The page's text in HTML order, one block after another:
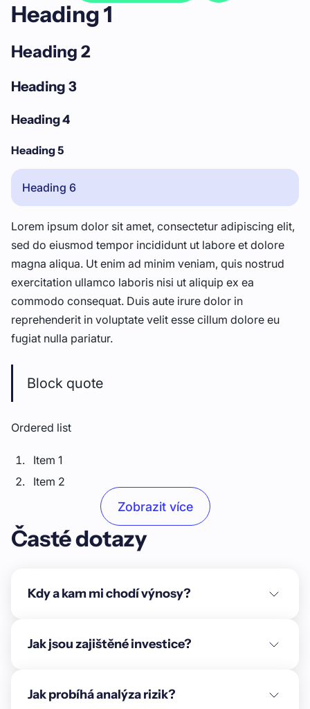
Heading 1
Heading 2
Heading 3
Heading 4
Heading 5
Heading 6
Lorem ipsum dolor sit amet, consectetur adipiscing elit,
sed do eiusmod tempor incididunt ut labore et dolore
magna aliqua. Ut enim ad minim veniam, quis nostrud
exercitation ullamco laboris nisi ut aliquip ex ea
commodo consequat. Duis aute irure dolor in
reprehenderit in voluptate velit esse cillum dolore eu
fugiat nulla pariatur.
Block quote
Ordered list
Item 1
Item 2
Unordered list
Item B
Text link
Emphasis
Zobrazit více
Časté dotazy
Kdy a kam mi chodí výnosy?
Jak jsou zajištěné investice?
Jak probíhá analýza rizik?